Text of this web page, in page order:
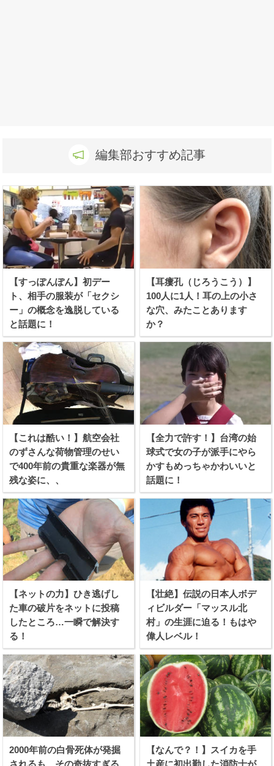
編集部おすすめ記事
【すっぽんぽん】初デー
ト、相手の服装が「セクシ
ー」の概念を逸脱している
と話題に！
【耳瘻孔（じろうこう）】
100人に1人！耳の上の小さ
な穴、みたことあります
か？
【これは酷い！】航空会社
のずさんな荷物管理のせい
で400年前の貴重な楽器が無
残な姿に、、
【全力で許す！】台湾の始
球式で女の子が派手にやら
かすもめっちゃかわいいと
話題に！
【ネットの力】ひき逃げし
た車の破片をネットに投稿
したところ…一瞬で解決す
る！
【壮絶】伝説の日本人ボデ
ィビルダー「マッスル北
村」の生涯に迫る！もはや
偉人レベル！
2000年前の白骨死体が発掘
されるも、その奇抜すぎる
【なんで？！】スイカを手
土産に初出勤した消防士が